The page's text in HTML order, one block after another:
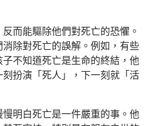
而能驅除他們對死亡的恐懼。
除對死亡的誤解。例如，有些
不知道死亡是生命的終結，他
扮演「死人」，下一刻就「活
明白死亡是一件嚴重的事。他